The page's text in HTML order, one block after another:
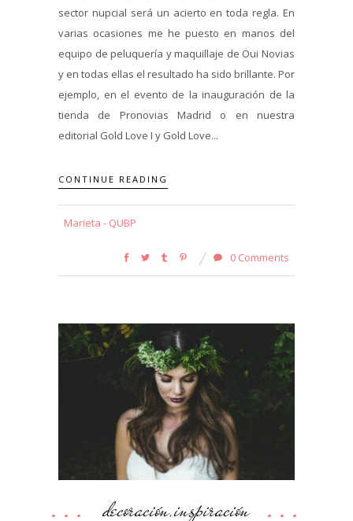
sector nupcial será un acierto en toda regla. En
varias ocasiones me he puesto en manos del
equipo de peluquería y maquillaje de Oui Novias
y en todas ellas el resultado ha sido brillante. Por
ejemplo, en el evento de la inauguración de la
tienda de Pronovias Madrid o en nuestra
editorial Gold Love I y Gold Love...
CONTINUE READING
Marieta - QUBP
0 Comments
decoración,inspiración